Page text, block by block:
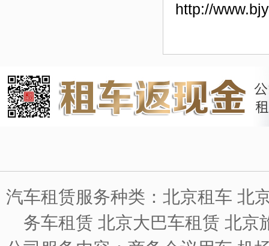
http://
汽车租赁服务种类：北京租车 北
务车租赁 北京大巴车租赁 北京